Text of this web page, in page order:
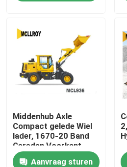
Ongeveer ons
Fabrieksreis
Kwaliteitscontrole
Contacteer ons
Middenhub Axle
Compact gelede Wiel
lader, 1670-20 Band
Gereden Voorkant
Wiel lader
Aanvraag sturen